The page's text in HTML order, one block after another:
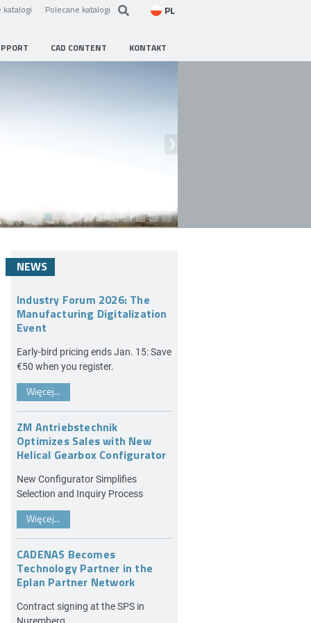
katalogi Polecane katalogi PL
CAD CONTENT KONTAKT
NEWS
Industry Forum 2026: The
Manufacturing Digitalization
Event
Early-bird pricing ends Jan. 15: Save
€50 when you register.
Więcej...
ZM Antriebstechnik
Optimizes Sales with New
Helical Gearbox Configurator
New Configurator Simplifies
Selection and Inquiry Process
Więcej...
CADENAS Becomes
Technology Partner in the
Eplan Partner Network
Contract signing at the SPS in